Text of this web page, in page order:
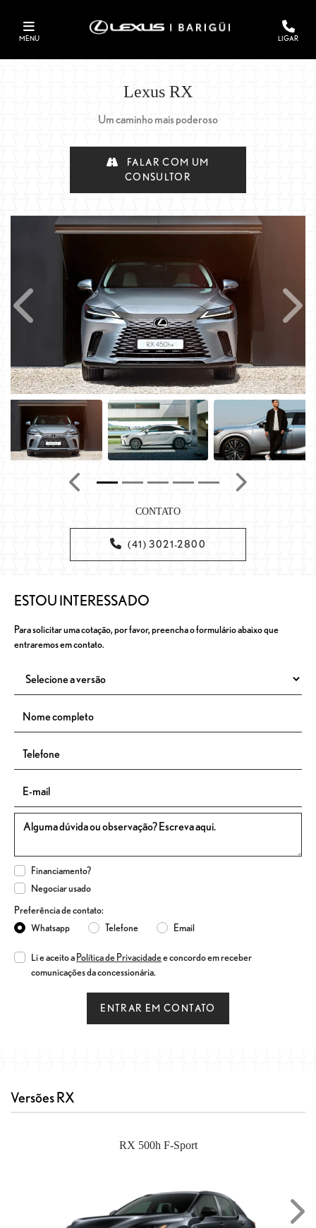
MENU LIGAR
Lexus RX
Um caminho mais poderoso
FALAR COM UM
CONSULTOR
ESTOU INTERESSADO
Para solicitar uma cotação, por favor, preencha o formulário abaixo que
entraremos em contato.
Financiamento?
Negociar usado
Preferência de contato:
Whatsapp
Telefone Email
Li e aceito aPolítica de Privacidadee concordo em receber
comunicações da concessionária.
ENTRAR EM CONTATO
Anterior
Anterior Próximo
CONTATO
(41) 3021-2800
Versões RX
RX 500h F-Sport